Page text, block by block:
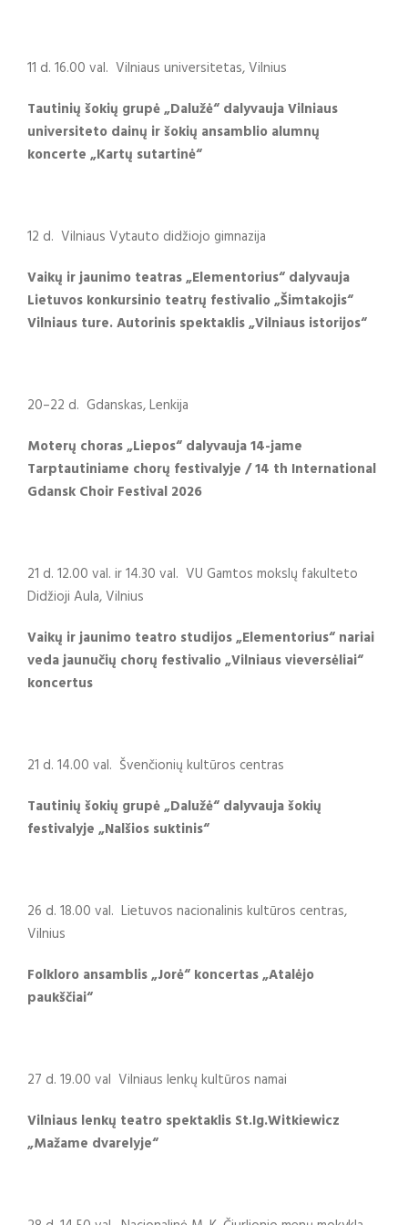
11 d. 16.00 val. Vilniaus universitetas, Vilnius
Tautinių šokių grupė „Dalužė“ dalyvaujaVilniaus
universiteto dainų ir šokių ansamblio alumnų
koncerte „Kartų sutartinė“
12 d. Vilniaus Vytauto didžiojo gimnazija
Vaikų ir jaunimo teatras „Elementorius“ dalyvauja
Lietuvos konkursinio teatrų festivalio „Šimtakojis“
Vilniaus ture. Autorinis spektaklis „Vilniaus istorijos“
20–22 d. Gdanskas, Lenkija
Moterų choras „Liepos“ dalyvauja 14-jame
Tarptautiniame chorų festivalyje / 14 th International
Gdansk Choir Festival 2026
21 d. 12.00 val. ir 14.30 val. VU Gamtos mokslų fakulteto
Didžioji Aula, Vilnius
Vaikų ir jaunimo teatro studijos „Elementorius“ nariai
veda jaunučių chorų festivalio „Vilniaus vieversėliai“
koncertus
21 d. 14.00 val. Švenčionių kultūros centras
Tautinių šokių grupė „Dalužė“ dalyvauja šokių
festivalyje „Nalšios suktinis“
26 d. 18.00 val. Lietuvos nacionalinis kultūros centras,
Vilnius
Folkloro ansamblis „Jorė“ koncertas „Atalėjo
paukščiai“
27 d. 19.00 val Vilniaus lenkų kultūros namai
Vilniaus lenkų teatro spektaklis St.Ig.Witkiewicz
„Mažame dvarelyje“